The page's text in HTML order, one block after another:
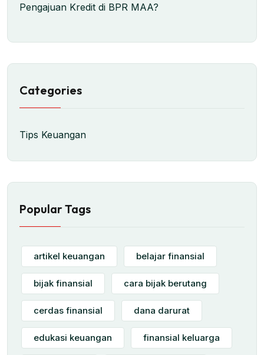
Pengajuan Kredit di BPR MAA?
Categories
Tips Keuangan
Popular Tags
artikel keuangan belajar finansial
bijak finansial cara bijak berutang
cerdas finansial dana darurat
edukasi keuangan finansial keluarga